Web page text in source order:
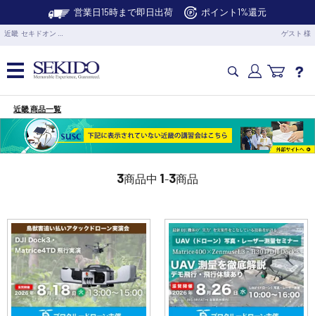
営業日15時まで即日出荷 ポイント1%還元
近畿 セキドオン … ゲスト 様
カメラドローン・生活家電
カメラ・スタビライザー
水中ドローン(ROV)・水中スクーター
RC・ロボット部品
近畿 商品一覧
3商品中 1-3商品